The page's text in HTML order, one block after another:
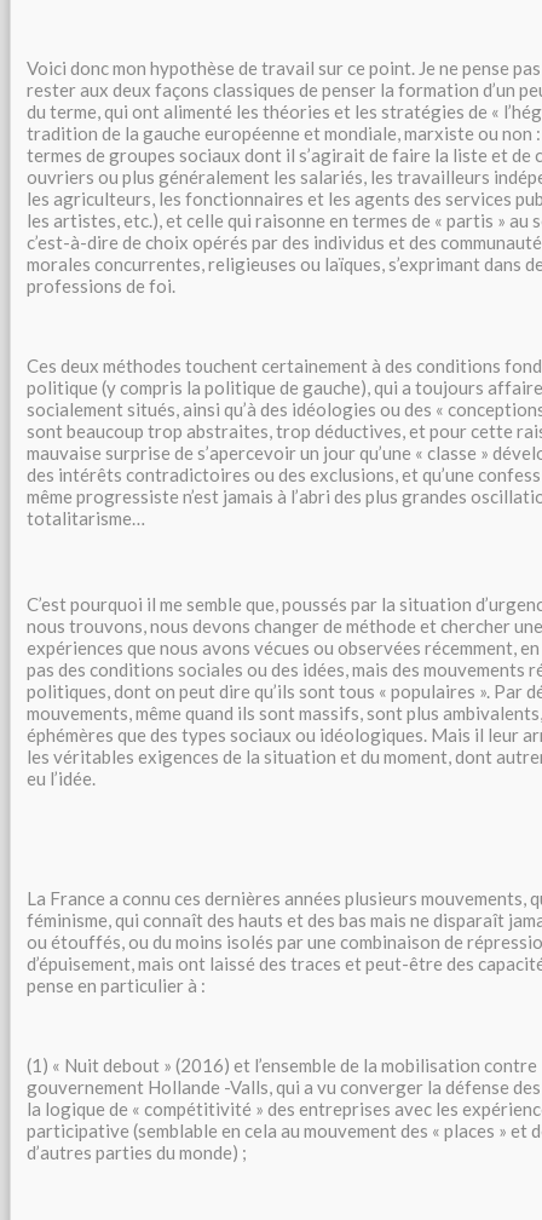
Voici donc mon hypothèse de travail sur ce point. Je ne pense
rester aux deux façons classiques de penser la formation d’un
du terme, qui ont alimenté les théories et les stratégies de «
tradition de la gauche européenne et mondiale, marxiste ou non
termes de groupes sociaux dont il s’agirait de faire la liste et de
ouvriers ou plus généralement les salariés, les travailleurs
les agriculteurs, les fonctionnaires et les agents des services
les artistes, etc.), et celle qui raisonne en termes de « partis » au
c’est-à-dire de choix opérés par des individus et des
morales concurrentes, religieuses ou laïques, s’exprimant dans
professions de foi.
Ces deux méthodes touchent certainement à des conditions
politique (y compris la politique de gauche), qui a toujours
socialement situés, ainsi qu’à des idéologies ou des «
sont beaucoup trop abstraites, trop déductives, et pour cette
mauvaise surprise de s’apercevoir un jour qu’une « classe »
des intérêts contradictoires ou des exclusions, et qu’une
même progressiste n’est jamais à l’abri des plus grandes
totalitarisme…
C’est pourquoi il me semble que, poussés par la situation
nous trouvons, nous devons changer de méthode et chercher
expériences que nous avons vécues ou observées récemment,
pas des conditions sociales ou des idées, mais des mouvements
politiques, dont on peut dire qu’ils sont tous « populaires ». Par
mouvements, même quand ils sont massifs, sont plus
éphémères que des types sociaux ou idéologiques. Mais il leur
les véritables exigences de la situation et du moment, dont
eu l’idée.
La France a connu ces dernières années plusieurs mouvements,
féminisme, qui connaît des hauts et des bas mais ne disparaît
ou étouffés, ou du moins isolés par une combinaison de
d’épuisement, mais ont laissé des traces et peut-être des
pense en particulier à :
(1) « Nuit debout » (2016) et l’ensemble de la mobilisation
gouvernement Hollande -Valls, qui a vu converger la défense
la logique de « compétitivité » des entreprises avec les
participative (semblable en cela au mouvement des « places » et
d’autres parties du monde) ;